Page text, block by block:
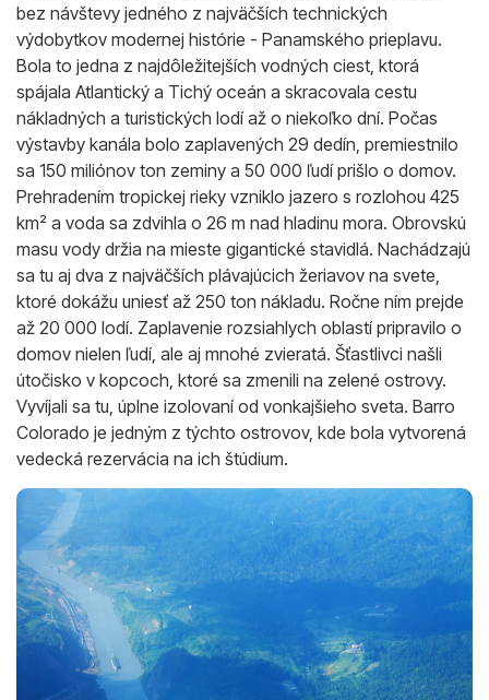
bez návštevy jedného z najväčších technických
výdobytkov modernej histórie - Panamského prieplavu.
Bola to jedna z najdôležitejších vodných ciest, ktorá
spájala Atlantický a Tichý oceán a skracovala cestu
nákladných a turistických lodí až o niekoľko dní. Počas
výstavby kanála bolo zaplavených 29 dedín, premiestnilo
sa 150 miliónov ton zeminy a 50 000 ľudí prišlo o domov.
Prehradením tropickej rieky vzniklo jazero s rozlohou 425
km² a voda sa zdvihla o 26 m nad hladinu mora. Obrovskú
masu vody držia na mieste gigantické stavidlá. Nachádzajú
sa tu aj dva z najväčších plávajúcich žeriavov na svete,
ktoré dokážu uniesť až 250 ton nákladu. Ročne ním prejde
až 20 000 lodí. Zaplavenie rozsiahlych oblastí pripravilo o
domov nielen ľudí, ale aj mnohé zvieratá. Šťastlivci našli
útočisko v kopcoch, ktoré sa zmenili na zelené ostrovy.
Vyvíjali sa tu, úplne izolovaní od vonkajšieho sveta. Barro
Colorado je jedným z týchto ostrovov, kde bola vytvorená
vedecká rezervácia na ich štúdium.